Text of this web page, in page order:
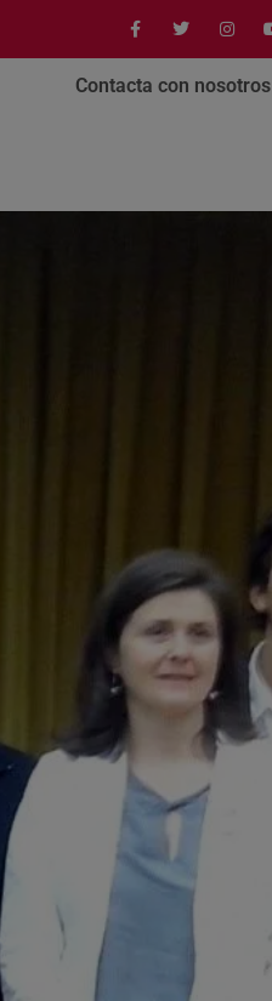
Contacta con nosotros